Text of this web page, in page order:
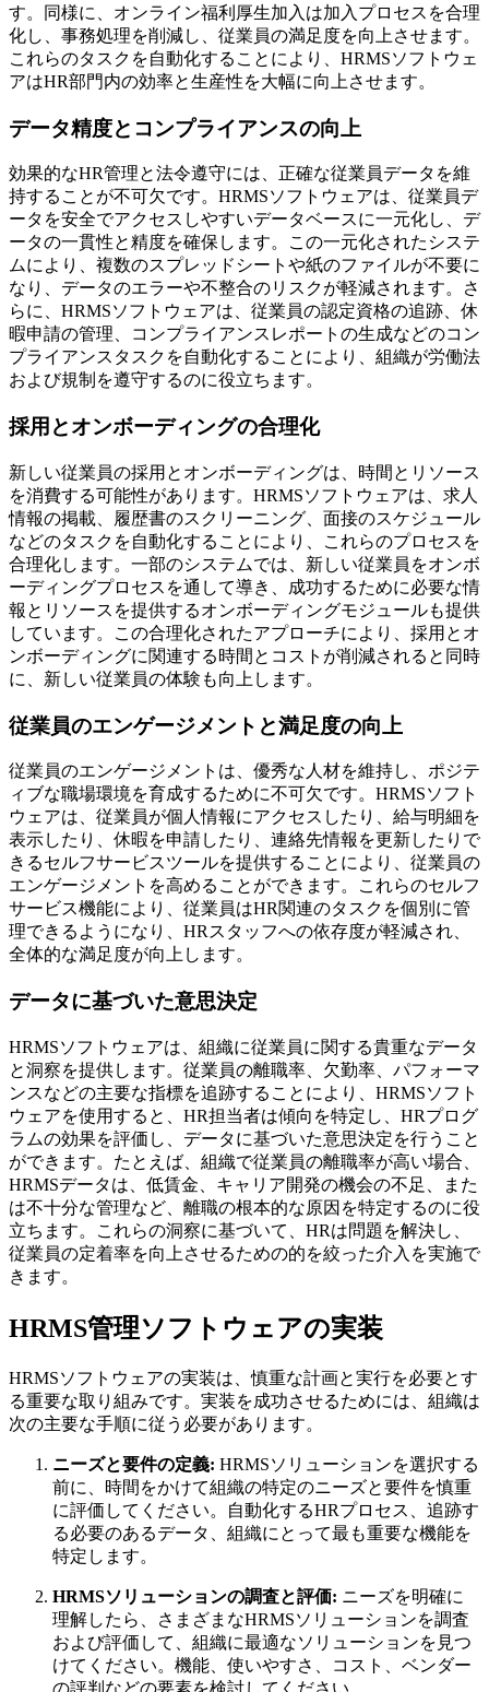
す。同様に、オンライン福利厚生加入は加入プロセスを合理
化し、事務処理を削減し、従業員の満足度を向上させます。
これらのタスクを自動化することにより、HRMSソフトウェ
アはHR部門内の効率と生産性を大幅に向上させます。
データ精度とコンプライアンスの向上
効果的なHR管理と法令遵守には、正確な従業員データを維
持することが不可欠です。HRMSソフトウェアは、従業員デ
ータを安全でアクセスしやすいデータベースに一元化し、デ
ータの一貫性と精度を確保します。この一元化されたシステ
ムにより、複数のスプレッドシートや紙のファイルが不要に
なり、データのエラーや不整合のリスクが軽減されます。さ
らに、HRMSソフトウェアは、従業員の認定資格の追跡、休
暇申請の管理、コンプライアンスレポートの生成などのコン
プライアンスタスクを自動化することにより、組織が労働法
および規制を遵守するのに役立ちます。
採用とオンボーディングの合理化
新しい従業員の採用とオンボーディングは、時間とリソース
を消費する可能性があります。HRMSソフトウェアは、求人
情報の掲載、履歴書のスクリーニング、面接のスケジュール
などのタスクを自動化することにより、これらのプロセスを
合理化します。一部のシステムでは、新しい従業員をオンボ
ーディングプロセスを通して導き、成功するために必要な情
報とリソースを提供するオンボーディングモジュールも提供
しています。この合理化されたアプローチにより、採用とオ
ンボーディングに関連する時間とコストが削減されると同時
に、新しい従業員の体験も向上します。
従業員のエンゲージメントと満足度の向上
従業員のエンゲージメントは、優秀な人材を維持し、ポジテ
ィブな職場環境を育成するために不可欠です。HRMSソフト
ウェアは、従業員が個人情報にアクセスしたり、給与明細を
表示したり、休暇を申請したり、連絡先情報を更新したりで
きるセルフサービスツールを提供することにより、従業員の
エンゲージメントを高めることができます。これらのセルフ
サービス機能により、従業員はHR関連のタスクを個別に管
理できるようになり、HRスタッフへの依存度が軽減され、
全体的な満足度が向上します。
データに基づいた意思決定
HRMSソフトウェアは、組織に従業員に関する貴重なデータ
と洞察を提供します。従業員の離職率、欠勤率、パフォーマ
ンスなどの主要な指標を追跡することにより、HRMSソフト
ウェアを使用すると、HR担当者は傾向を特定し、HRプログ
ラムの効果を評価し、データに基づいた意思決定を行うこと
ができます。たとえば、組織で従業員の離職率が高い場合、
HRMSデータは、低賃金、キャリア開発の機会の不足、また
は不十分な管理など、離職の根本的な原因を特定するのに役
立ちます。これらの洞察に基づいて、HRは問題を解決し、
従業員の定着率を向上させるための的を絞った介入を実施で
きます。
HRMS管理ソフトウェアの実装
HRMSソフトウェアの実装は、慎重な計画と実行を必要とす
る重要な取り組みです。実装を成功させるためには、組織は
次の主要な手順に従う必要があります。
ニーズと要件の定義: HRMSソリューションを選択する
前に、時間をかけて組織の特定のニーズと要件を慎重
に評価してください。自動化するHRプロセス、追跡す
る必要のあるデータ、組織にとって最も重要な機能を
特定します。
HRMSソリューションの調査と評価: ニーズを明確に
理解したら、さまざまなHRMSソリューションを調査
および評価して、組織に最適なソリューションを見つ
けてください。機能、使いやすさ、コスト、ベンダー
の評判などの要素を検討してください。